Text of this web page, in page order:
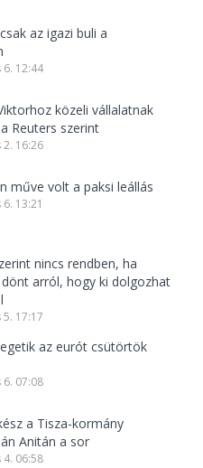
az igazi buli a
6. 12:44
közeli vállalatnak
Reuters szerint
2. 16:26
műve volt a paksi leállás
13:21
nincs rendben, ha
arról, hogy ki dolgozhat
17:17
az eurót csütörtök
6. 07:08
a Tisza-kormány
Anitán a sor
4. 06:58